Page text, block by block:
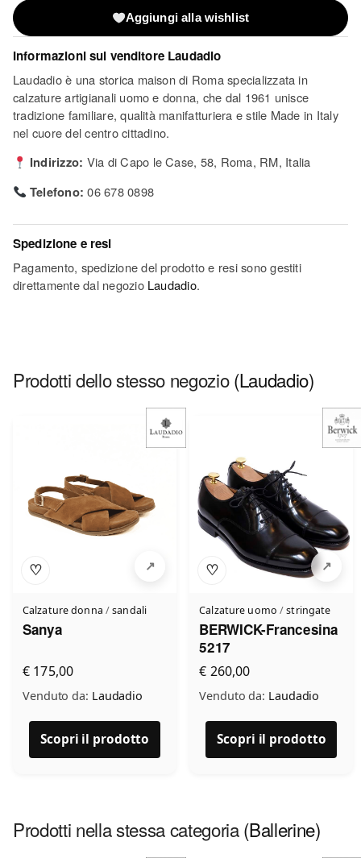
Aggiungi alla wishlist
Informazioni sul venditore Laudadio
Laudadio è una storica maison di Roma specializzata in
calzature artigianali uomo e donna, che dal 1961 unisce
tradizione familiare, qualità manifatturiera e stile Made in Italy
nel cuore del centro cittadino.
Indirizzo: Via di Capo le Case, 58, Roma, RM, Italia
Telefono: 06 678 0898
Spedizione e resi
Pagamento, spedizione del prodotto e resi sono gestiti
direttamente dal negozio Laudadio.
Prodotti dello stesso negozio(Laudadio)
♡
Calzature donna /sandali
Sanya
€ 175,00
Venduto da: Laudadio
Scopri il prodotto
♡
Calzature uomo /stringate
BERWICK-Francesina
5217
€ 260,00
Venduto da: Laudadio
Scopri il prodotto
Prodotti nella stessa categoria(Ballerine)